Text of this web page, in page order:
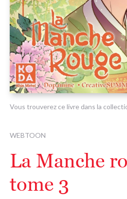
Vous trouverez ce livre dans la
WEBTOON
La Manche
tome 3